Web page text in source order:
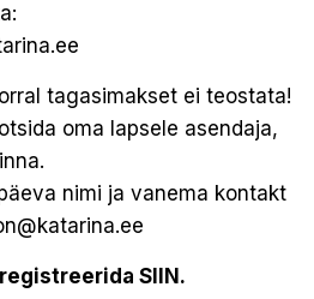
tagasimakset ei teostata!
oma lapsele asendaja,
nimi ja vanema kontakt
SIIN.